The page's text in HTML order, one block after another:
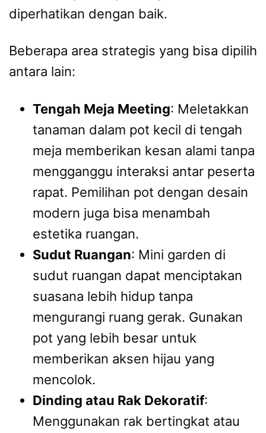
diperhatikan dengan baik.
Beberapa area strategis yang bisa dipilih
antara lain:
Tengah Meja Meeting: Meletakkan
tanaman dalam pot kecil di tengah
meja memberikan kesan alami tanpa
mengganggu interaksi antar peserta
rapat. Pemilihan pot dengan desain
modern juga bisa menambah
estetika ruangan.
Sudut Ruangan: Mini garden di
sudut ruangan dapat menciptakan
suasana lebih hidup tanpa
mengurangi ruang gerak. Gunakan
pot yang lebih besar untuk
memberikan aksen hijau yang
mencolok.
Dinding atau Rak Dekoratif:
Menggunakan rak bertingkat atau